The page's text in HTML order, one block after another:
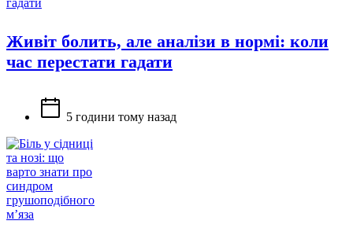
Живіт болить, але аналізи в нормі: коли
час перестати гадати
5 години тому назад